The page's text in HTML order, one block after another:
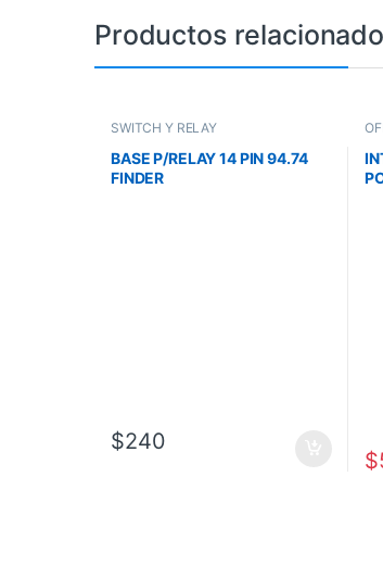
Productos
SWITCH Y RELAY
BASE P/RELAY 14 PIN 94.74
FINDER
$240
$